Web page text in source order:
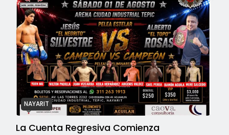
NAYARIT
La Cuenta Regresiva Comienza